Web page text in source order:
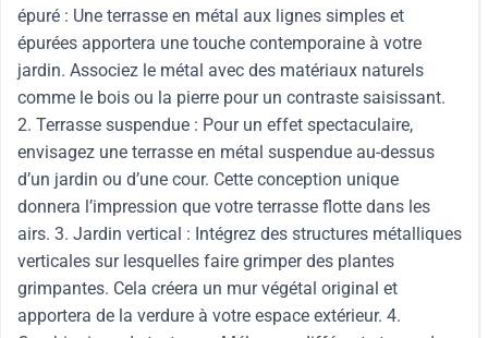
épuré : Une terrasse en métal aux lignes simples et
épurées apportera une touche contemporaine à votre
jardin. Associez le métal avec des matériaux naturels
comme le bois ou la pierre pour un contraste saisissant.
2. Terrasse suspendue : Pour un effet spectaculaire,
envisagez une terrasse en métal suspendue au-dessus
d’un jardin ou d’une cour. Cette conception unique
donnera l’impression que votre terrasse flotte dans les
airs. 3. Jardin vertical : Intégrez des structures métalliques
verticales sur lesquelles faire grimper des plantes
grimpantes. Cela créera un mur végétal original et
apportera de la verdure à votre espace extérieur. 4.